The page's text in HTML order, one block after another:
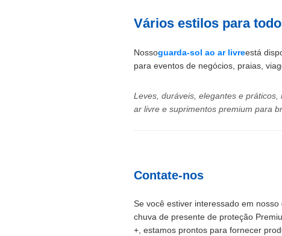
Vários estilos para
Nossoguarda-sol ao ar livreestá
para eventos de negócios, praias,
Leves, duráveis, elegantes e
ar livre e suprimentos premium para
Contate-nos
Se você estiver interessado em
chuva de presente de proteção
+, estamos prontos para fornecer